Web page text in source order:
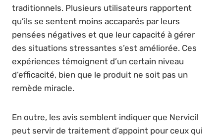
traditionnels. Plusieurs utilisateurs rapportent
qu’ils se sentent moins accaparés par leurs
pensées négatives et que leur capacité à gérer
des situations stressantes s’est améliorée. Ces
expériences témoignent d’un certain niveau
d’efficacité, bien que le produit ne soit pas un
remède miracle.
En outre, les avis semblent indiquer que Nervicil
peut servir de traitement d’appoint pour ceux qui